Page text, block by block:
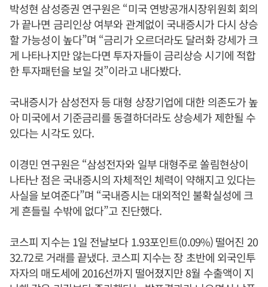
박성현 삼성증권 연구원은 “미국 연방공개시장위원회 회의
가 끝나면 금리인상 여부와 관계없이 국내증시가 다시 상승
할 가능성이 높다”며 “금리가 오르더라도 달러화 강세가 크
게 나타나지만 않는다면 투자자들이 금리상승 시기에 적합
한 투자패턴을 보일 것”이라고 내다봤다.
국내증시가 삼성전자 등 대형 상장기업에 대한 의존도가 높
아 미국에서 기준금리를 동결하더라도 상승세가 제한될 수
있다는 시각도 있다.
이경민 연구원은 “삼성전자와 일부 대형주로 쏠림현상이
나타난 점은 국내증시의 자체적인 체력이 약해지고 있다는
사실을 보여준다”며 “국내증시는 대외적인 불확실성에 크
게 흔들릴 수밖에 없다”고 진단했다.
코스피 지수는 1일 전날보다 1.93포인트(0.09%) 떨어진 20
32.72로 거래를 끝냈다. 코스피 지수는 장 초반에 외국인투
자자의 매도세에 2016선까지 떨어졌지만 8월 수출액이 지